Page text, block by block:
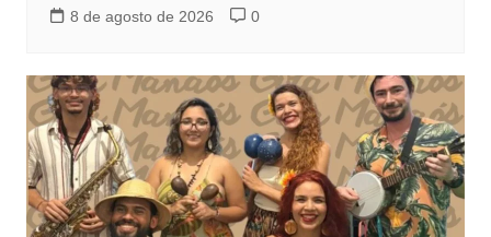
8 de agosto de 2026
0